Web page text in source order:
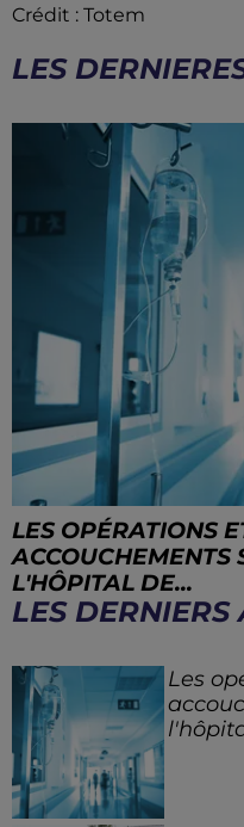
Crédit : Totem
LES
LES OPÉRATIONS
ACCOUCHEMENTS
L'HÔPITAL DE...
LES DERNIERS
Les